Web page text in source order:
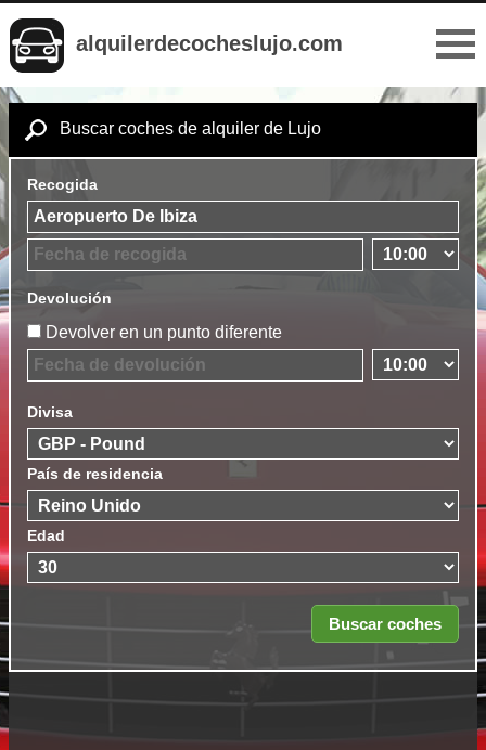
alquilerdecocheslujo.com
Buscar coches de alquiler de Lujo
Recogida
Devolución
Devolver en un punto diferente
Divisa
País de residencia
Edad